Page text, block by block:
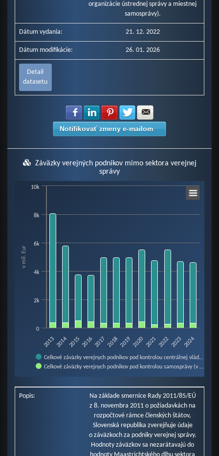
organizácie ústrednej správy a miestnej
samosprávy).
Dátum vydania: 21. 12. 2022
Dátum modifikácie: 26. 01. 2026
Detail
datasetu
Zdielať na Facebook
Zdielať na LinkedIn
Zdielať na Pinterest
Zdielať na Twitter
Notifikovať zmeny e-mailom
Záväzky verejných podnikov mimo sektora verejnej
správy
Chart
The chart has 1 X axis displaying categories.
The chart has 1 Y axis displaying v mil. Eur. Data ranges from 256.05 to
v mil. Eur
Celkové záväzky verejnych podnikov pod kontrolou centrálnej vlád…
Celkové záväzky verejnych podnikov pod kontrolou samosprávy (v …
2013 20142015 2016 2017 2018 2019 2020 2021 2022 2023 2024
0
2k
4k
6k
8k
10k
Popis:
Na základe smernice Rady 2011/85/EÚ
z 8. novembra 2011 o požiadavkách na
rozpočtové rámce členských štátov,
Slovenská republika zverejňuje údaje
o záväzkoch za podniky verejnej správy.
Hodnoty záväzkov sa nezarátavajú do